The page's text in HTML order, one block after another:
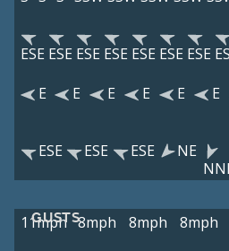
ESE ESE ESE ESE ESE ESE ESE
E
E E E E
E
ESE
ESE ESE
NE
GUSTS
11mph 8mph 8mph 8mph